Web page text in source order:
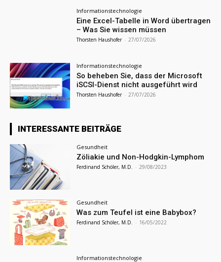
Informationstechnologie
Eine Excel-Tabelle in Word übertragen
– Was Sie wissen müssen
Thorsten Haushofer - 27/07/2026
Informationstechnologie
So beheben Sie, dass der Microsoft
iSCSI-Dienst nicht ausgeführt wird
Thorsten Haushofer - 27/07/2026
INTERESSANTE BEITRÄGE
Gesundheit
Zöliakie und Non-Hodgkin-Lymphom
Ferdinand Schöler, M.D. - 29/08/2023
Gesundheit
Was zum Teufel ist eine Babybox?
Ferdinand Schöler, M.D. - 16/05/2022
Informationstechnologie